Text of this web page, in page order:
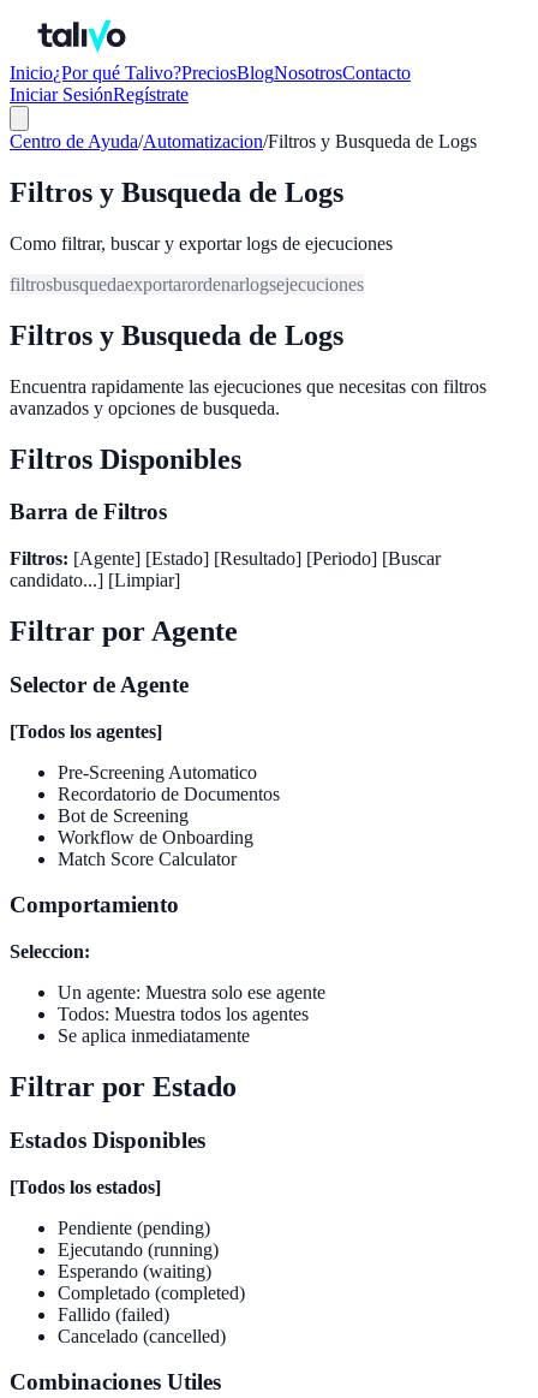
Inicio¿Por qué Talivo?PreciosBlogNosotrosContacto
Iniciar SesiónRegístrate
Centro de Ayuda/Automatizacion/Filtros y Busqueda de Logs
Filtros y Busqueda de Logs
Como filtrar, buscar y exportar logs de ejecuciones
filtrosbusquedaexportarordenarlogsejecuciones
Filtros y Busqueda de Logs
Encuentra rapidamente las ejecuciones que necesitas con filtros
avanzados y opciones de busqueda.
Filtros Disponibles
Barra de Filtros
Filtros: [Agente] [Estado] [Resultado] [Periodo] [Buscar
candidato...] [Limpiar]
Filtrar por Agente
Selector de Agente
[Todos los agentes]
Pre-Screening Automatico
Recordatorio de Documentos
Bot de Screening
Workflow de Onboarding
Match Score Calculator
Comportamiento
Seleccion:
Un agente: Muestra solo ese agente
Todos: Muestra todos los agentes
Se aplica inmediatamente
Filtrar por Estado
Estados Disponibles
[Todos los estados]
Pendiente (pending)
Ejecutando (running)
Esperando (waiting)
Completado (completed)
Fallido (failed)
Cancelado (cancelled)
Combinaciones Utiles